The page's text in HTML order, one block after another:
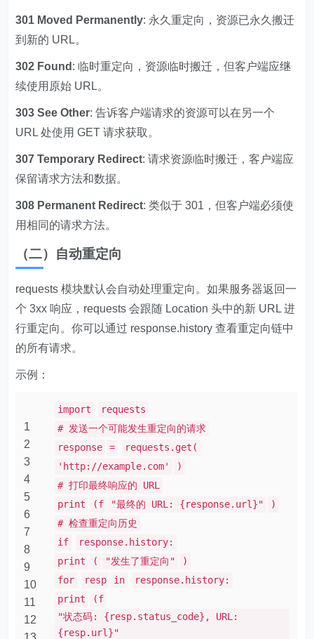
301 Moved Permanently: 永久重定向，资源已永久搬迁
到新的 URL。
302 Found : 临时重定向，资源临时搬迁，但客户端应继
续使用原始 URL。
303 See Other: 告诉客户端请求的资源可以在另一个
URL 处使用 GET 请求获取。
307 Temporary Redirect: 请求资源临时搬迁，客户端应
保留请求方法和数据。
308 Permanent Redirect: 类似于 301，但客户端必须使
用相同的请求方法。
（二）自动重定向
requests 模块默认会自动处理重定向。如果服务器返回一
个 3xx 响应，requests 会跟随 Location 头中的新 URL 进
行重定向。你可以通过 response.history 查看重定向链中
的所有请求。
示例：
1
2
3
4
5
6
7
8
9
10
11
12
import
requests
# 发送一个可能发生重定向的请求
response
=
requests.get(
'http://example.com'
)
# 打印最终响应的 URL
print
(f "最终的 URL: {response.url}"
)
# 检查重定向历史
if
response.history:
print
( "发生了重定向"
)
for
resp in
response.history:
print
(f
"状态码: {resp.status_code}, URL:
{resp.url}"